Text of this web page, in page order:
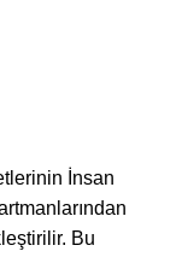
İnsan
Bu